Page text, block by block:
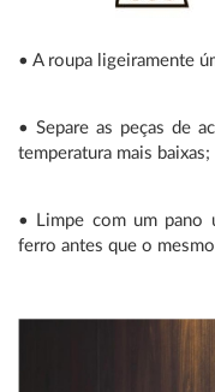
• A roupa ligeiramente
• Separe as peças de
temperatura mais baixas;
• Limpe com um pano
ferro antes que o